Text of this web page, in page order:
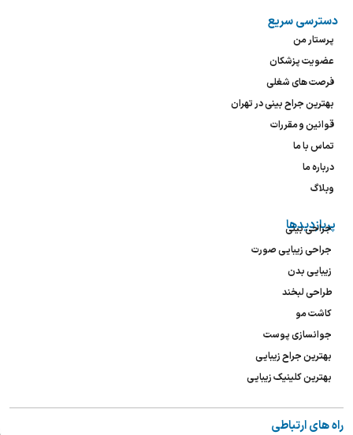
دسترسی سریع
پرستار من
عضویت پزشکان
فرصت های شغلی
بهترین جراح بینی در تهران
قوانین و مقررات
تماس با ما
درباره ما
وبلاگ
پربازدیدها
جراحی بینی
جراحی زیبایی صورت
زیبایی بدن
طراحی لبخند
کاشت مو
جوانسازی پوست
بهترین جراح زیبایی
بهترین کلینیک زیبایی
راه های ارتباطی